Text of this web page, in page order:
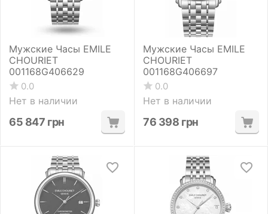
Мужские Часы EMILE
CHOURIET
001168G406629
0.0
Нет в наличии
65 847 грн
Мужские Часы EMILE
CHOURIET
001168G406697
0.0
Нет в наличии
76 398 грн